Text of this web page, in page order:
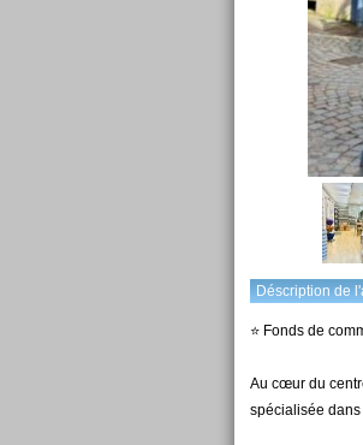
Déscription de
⭐ Fonds de
Au cœur du
spécialisée